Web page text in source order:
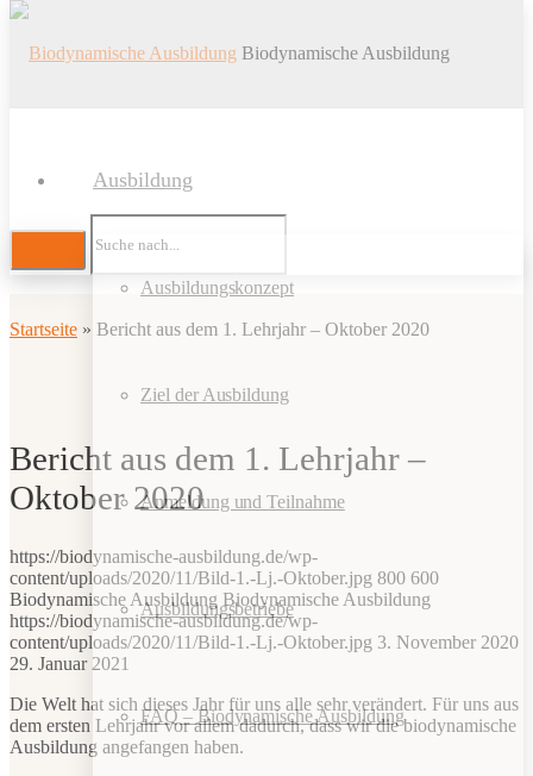
Biodynamische Ausbildung
Ausbildung
Ausbildungskonzept
Ziel der Ausbildung
Anmeldung und Teilnahme
Ausbildungsbetriebe
FAQ – Biodynamische Ausbildung
Startseite » Bericht aus dem 1. Lehrjahr – Oktober 2020
Bericht aus dem 1. Lehrjahr –
Oktober 2020
https://biodynamische-ausbildung.de/wp-
content/uploads/2020/11/Bild-1.-Lj.-Oktober.jpg 800 600
Biodynamische Ausbildung Biodynamische Ausbildung
https://biodynamische-ausbildung.de/wp-
content/uploads/2020/11/Bild-1.-Lj.-Oktober.jpg 3. November 2020
29. Januar 2021
Die Welt hat sich dieses Jahr für uns alle sehr verändert. Für uns aus
dem ersten Lehrjahr vor allem dadurch, dass wir die biodynamische
Ausbildung angefangen haben.